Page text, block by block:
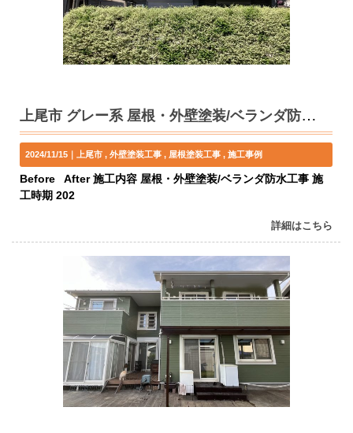
上尾市 グレー系 屋根・外壁塗装/ベランダ防水工事 S様邸
2024/11/15｜ 上尾市 外壁塗装工事 屋根塗装工事 施工事例
Before After 施工内容 屋根・外壁塗装/ベランダ防水工事 施
工時期 202
詳細はこちら